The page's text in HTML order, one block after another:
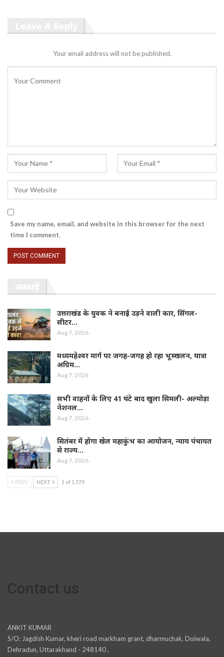
Your email address will not be published.
Save my name, email, and website in this browser for the next
time I comment.
उत्तराखंड के युवक ने बनाई उड़ने वाली कार, सिंगल-
सीटर…
Aug 7, 2026
मध्यमहेश्वर मार्ग पर जगह-जगह हो रहा भूस्खलन, यात्रा
अग्रिम…
Aug 7, 2026
सभी वाहनों के लिए 41 घंटे बाद खुला सिमली- अल्मोड़ा
नेशनल…
Aug 7, 2026
सितंबर में होगा खेल महाकुंभ का आयोजन, न्याय पंचायत
से राज्य…
Aug 7, 2026
PREV NEXT 1 of 1,579
ANKIT KUMAR
S/O: Jagdish Kumar, kheri road markham grant, dharmuchak, Doiwala,
Dehradun, Uttarakhand - 248140 ,